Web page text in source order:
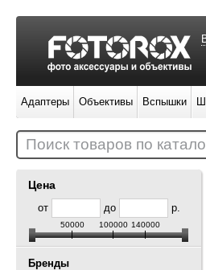
Цена
от до р.
50000 100000 140000
Бренды
Адаптеры Объективы Вспышки
Поиск товаров по